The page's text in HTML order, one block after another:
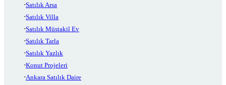
Satılık Arsa
Satılık Villa
Satılık Müstakil Ev
Satılık Tarla
Satılık Yazlık
Konut Projeleri
Ankara Satılık Daire